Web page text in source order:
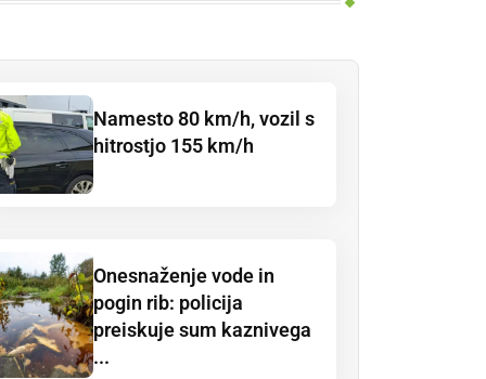
Namesto 80 km/h, vozil s
hitrostjo 155 km/h
Onesnaženje vode in
pogin rib: policija
preiskuje sum kaznivega
...